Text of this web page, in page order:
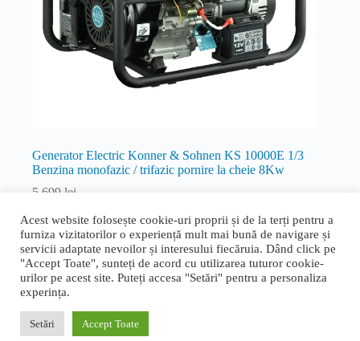
Generator Electric Konner & Sohnen KS 10000E 1/3
Benzina monofazic / trifazic pornire la cheie 8Kw
5.699 lei
Benzina / Gaz
Citește mai mult
Termeni și condiții generale
cookie| Livrare, retur și garanție
Proudly designed byBogdan Bucur
Acest website folosește cookie-uri proprii și de la terți pentru a
furniza vizitatorilor o experiență mult mai bună de navigare și
servicii adaptate nevoilor și interesului fiecăruia. Dând click pe
"Accept Toate", sunteți de acord cu utilizarea tuturor cookie-
urilor pe acest site. Puteți accesa "Setări" pentru a personaliza
experința.
Setări Accept Toate